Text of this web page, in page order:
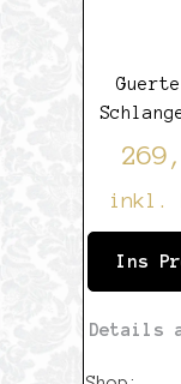
inkl.
Ins
Details